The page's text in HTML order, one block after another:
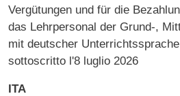
Vergütungen und für die
das Lehrpersonal der Grund-,
mit deutscher
sottoscritto l'8 luglio 2026
ITA